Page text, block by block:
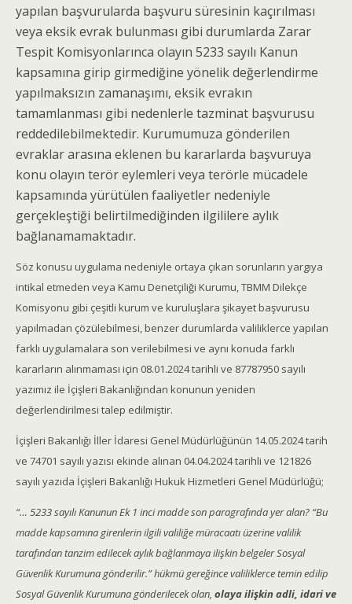
yapılan başvurularda başvuru süresinin kaçırılması
veya eksik evrak bulunması gibi durumlarda Zarar
Tespit Komisyonlarınca olayın 5233 sayılı Kanun
kapsamına girip girmediğine yönelik değerlendirme
yapılmaksızın zamanaşımı, eksik evrakın
tamamlanması gibi nedenlerle tazminat başvurusu
reddedilebilmektedir. Kurumumuza gönderilen
evraklar arasına eklenen bu kararlarda başvuruya
konu olayın terör eylemleri veya terörle mücadele
kapsamında yürütülen faaliyetler nedeniyle
gerçekleştiği belirtilmediğinden ilgililere aylık
bağlanamamaktadır.
Söz konusu uygulama nedeniyle ortaya çıkan sorunların yargıya
intikal etmeden veya Kamu Denetçiliği Kurumu, TBMM Dilekçe
Komisyonu gibi çeşitli kurum ve kuruluşlara şikayet başvurusu
yapılmadan çözülebilmesi, benzer durumlarda valiliklerce yapılan
farklı uygulamalara son verilebilmesi ve aynı konuda farklı
kararların alınmaması için 08.01.2024 tarihli ve 87787950 sayılı
yazımız ile İçişleri Bakanlığından konunun yeniden
değerlendirilmesi talep edilmiştir.
İçişleri Bakanlığı İller İdaresi Genel Müdürlüğünün 14.05.2024 tarih
ve 74701 sayılı yazısı ekinde alınan 04.04.2024 tarihli ve 121826
sayılı yazıda İçişleri Bakanlığı Hukuk Hizmetleri Genel Müdürlüğü;
“… 5233 sayılı Kanunun Ek 1 inci madde son paragrafında yer alan? “Bu
madde kapsamına girenlerin ilgili valiliğe müracaatı üzerine valilik
tarafından tanzim edilecek aylık bağlanmaya ilişkin belgeler Sosyal
Güvenlik Kurumuna gönderilir.” hükmü gereğince valiliklerce temin edilip
Sosyal Güvenlik Kurumuna gönderilecek olan, olaya ilişkin adli, idari ve